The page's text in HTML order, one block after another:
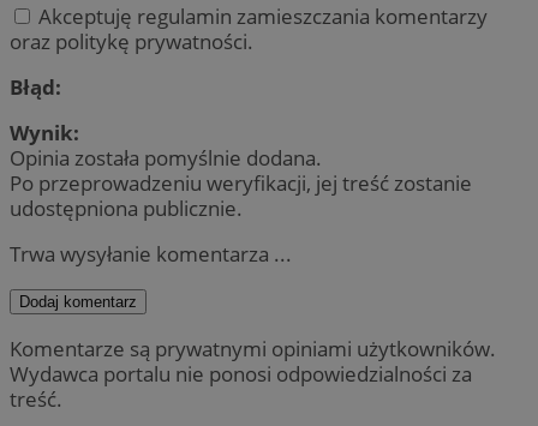
Akceptuję regulamin zamieszczania komentarzy
oraz politykę prywatności.
Błąd:
Wynik:
Opinia została pomyślnie dodana.
Po przeprowadzeniu weryfikacji, jej treść zostanie
udostępniona publicznie.
Trwa wysyłanie komentarza ...
Dodaj komentarz
Komentarze są prywatnymi opiniami użytkowników.
Wydawca portalu nie ponosi odpowiedzialności za
treść.